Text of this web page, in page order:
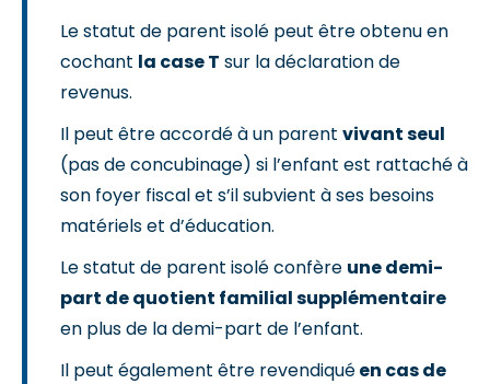
Le statut de parent isolé peut être obtenu en
cochant la case T sur la déclaration de
revenus.
Il peut être accordé à un parent vivant seul
(pas de concubinage) si l’enfant est rattaché à
son foyer fiscal et s’il subvient à ses besoins
matériels et d’éducation.
Le statut de parent isolé confère une demi-
part de quotient familial supplémentaire
en plus de la demi-part de l’enfant.
Il peut également être revendiquéen cas de